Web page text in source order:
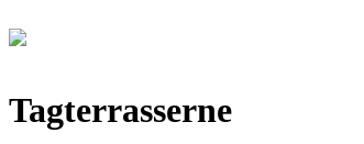
Tagterrasserne